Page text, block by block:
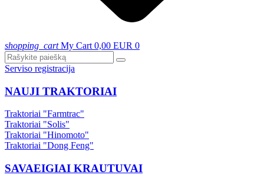
shopping_cart My Cart 0,00 EUR 0
Serviso registracija
NAUJI TRAKTORIAI
Traktoriai "Farmtrac"
Traktoriai "Solis"
Traktoriai "Hinomoto"
Traktoriai "Dong Feng"
SAVAEIGIAI KRAUTUVAI